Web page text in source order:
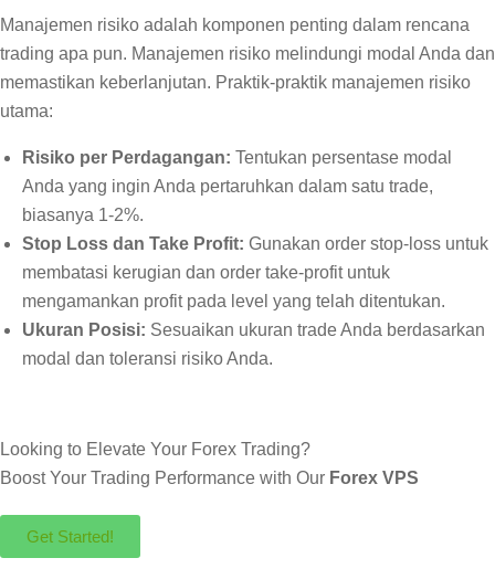
Manajemen risiko adalah komponen penting dalam rencana
trading apa pun. Manajemen risiko melindungi modal Anda dan
memastikan keberlanjutan. Praktik-praktik manajemen risiko
utama:
Risiko per Perdagangan: Tentukan persentase modal
Anda yang ingin Anda pertaruhkan dalam satu trade,
biasanya 1-2%.
Stop Loss dan Take Profit: Gunakan order stop-loss untuk
membatasi kerugian dan order take-profit untuk
mengamankan profit pada level yang telah ditentukan.
Ukuran Posisi: Sesuaikan ukuran trade Anda berdasarkan
modal dan toleransi risiko Anda.
Looking to Elevate Your Forex Trading?
Boost Your Trading Performance with Our Forex VPS
Get Started!